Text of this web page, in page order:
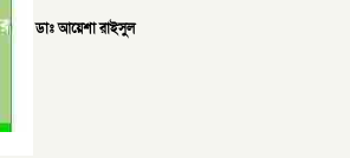
ডাঃ আয়েশা রাইসুল